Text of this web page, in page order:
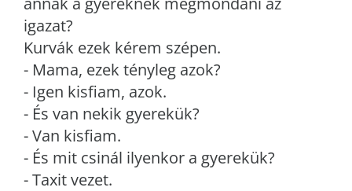
igazat?
Kurvák ezek kérem szépen.
- Mama, ezek tényleg azok?
- Igen kisfiam, azok.
- És van nekik gyerekük?
- Van kisfiam.
- És mit csinál ilyenkor a gyerekük?
- Taxit vezet.